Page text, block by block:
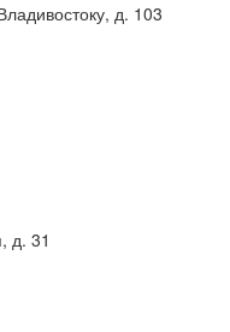
д. 103
д. 31